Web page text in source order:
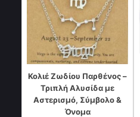
Κολιέ Ζωδίου Παρθένος –
Τριπλή Αλυσίδα με
Αστερισμό, Σύμβολο &
Όνομα